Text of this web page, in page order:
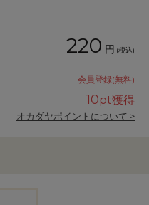
220 円 (税込)
会員登録(無料)
10pt獲得
オカダヤポイントについて >